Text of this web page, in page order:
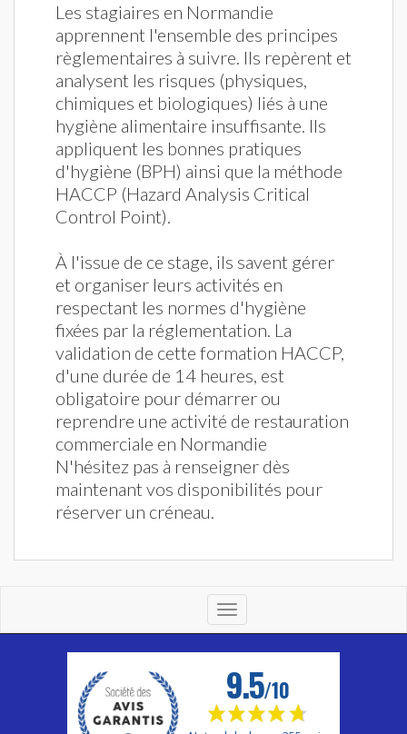
Les stagiaires en Normandie
apprennent l'ensemble des principes
règlementaires à suivre. Ils repèrent et
analysent les risques (physiques,
chimiques et biologiques) liés à une
hygiène alimentaire insuffisante. Ils
appliquent les bonnes pratiques
d'hygiène (BPH) ainsi que la méthode
HACCP (Hazard Analysis Critical
Control Point).
À l'issue de ce stage, ils savent gérer
et organiser leurs activités en
respectant les normes d'hygiène
fixées par la réglementation. La
validation de cette formation HACCP,
d'une durée de 14 heures, est
obligatoire pour démarrer ou
reprendre une activité de restauration
commerciale en Normandie
N'hésitez pas à renseigner dès
maintenant vos disponibilités pour
réserver un créneau.
Toggle
navigation